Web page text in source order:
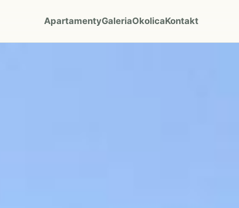
ApartamentyGaleriaOkolicaKontakt